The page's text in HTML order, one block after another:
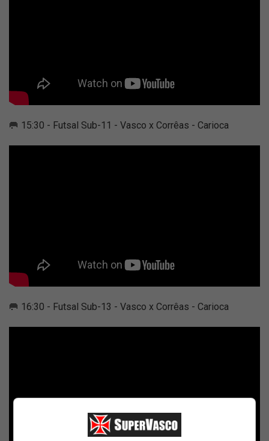
🥅 15:30 - Futsal Sub-11 - Vasco x Corrêas - Carioca
🥅 16:30 - Futsal Sub-13 - Vasco x Corrêas - Carioca